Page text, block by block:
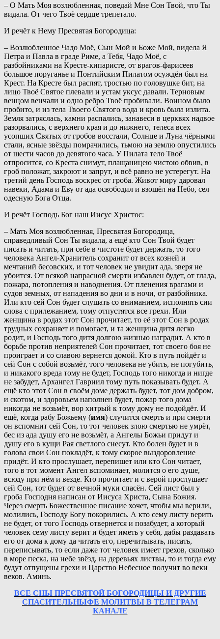
– О Мать Моя возлюбленная, поведай Мне Сон Твой, что Ты
видала. От чего Твоё сердце трепетало.
И речёт к Нему Пресвятая Богородица:
– Возлюбленное Чадо Моё, Сын Мой и Боже Мой, видела Я
Петра и Павла в граде Риме, а Тебя, Чадо Моё, с
разбойниками на Кресте-кипаристе, от врагов-фарисеев
большое поруганье и Понтийским Пилатом осуждён был на
Крест. На Кресте был распят, тростью по головушке бит, на
лицо Твоё Святое плевали и устам уксус давали. Терновым
венцом венчали и одно ребро Твоё пробивали. Воином было
пробито, и из тела Твоего Святого вода и кровь была излита.
Земля затряслась, камни распались, занавеси в церквях надвое
разорвались, с верхнего края и до нижнего, телеса всех
усопших Святых от гробов восстали, Солнце и Луна чёрными
стали, ясные звёзды помрачились, тьмою на землю опустились
от шести часов до девятого часа. У Пилата тело Твоё
отпросится, со Креста снимут, плащаницею чистою обвив, в
гроб положат, закроют и запрут, и всё равно не устерегут. На
третий день Господь воскрес от гроба. Живот миру даровал
навеки, Адама и Еву от ада освободил и взошёл на Небо, сел
одесную Бога Отца.
И речёт Господь Бог наш Иисус Христос:
– Мать Моя возлюбленная, Пресвятая Богородица,
справедливый Сон Ты видала, а ещё кто Сон Твой будет
писать и читать, при себе в чистоте будет держать, то того
человека Ангел-Хранитель сохранит от всех козней и
мечтаний бесовских, и тот человек не увидит ада, зверя не
убоится. От всякой напрасной смерти избавлен будет, от глада,
пожара, потопления и наводнения. От пленения врагами и
судов земных, от нападения во дни и в ночи, от разбойника.
Или кто сей Сон будет слушать со вниманием, исполнять сии
слова с прилежанием, тому отпустятся все грехи. Или
женщина в родах этот Сон прочитает, то её этот Сон в родах
трудных сохраняет и помогает, и та женщина дитя легко
родит, и Господь того дитя долгою жизнью наградит. А кто в
борьбе против неприятелей Сон прочитает, тот своего боя не
проиграет и со славою вернется домой. Кто в путь пойдёт и
сей Сон с собой возьмёт, того человека не убить, не погубить,
и никакого вреда тому не будет, Господь того никогда и нигде
не забудет, Архангел Гавриил тому путь показывать будет. А
ещё кто этот Сон в своём доме держать будет, тот дом добром,
и скотом, и здоровьем наполнен будет, пожар того дома
никогда не возьмёт, вор хитрый к тому дому не подойдёт. И
ещё, когда рабу Божьему (имя) случится смерть и при смерти
он вспомнит сей Сон, то тот человек злою смертью не умрёт,
бес из ада душу его не возьмёт, а Ангелы Божьи придут и
душу его в кущи Рая светлого снесут. Кто болен будет и в
голова свои Сон покладёт, к тому скорое выздоровление
придёт. И кто прослушает, перепишет или кто Сон читает,
того в тот момент Ангел вспоминает, молится о его душе,
всюду при нём и везде. Кто прочитает и с верой прослушает
сей Сон, тот будет от вечной муки спасён. Сей лист был у
гроба Господня написан от Иисуса Христа, Сына Божия.
Через смерть Божественное писание хочет, чтобы мы верили,
молились, Господу Богу покорились. А кто сему листу верить
не будет, от того Господь отвернется и позабудет, а который
человек сему листу верит и будет иметь у себя, дабы раздавать
его от дома к дому да читать его, перечитывать, писать,
переписывать, то если даже тот человек имеет грехов, сколько
в море песка, на небе звёзд, на деревьях листвы, то и тогда ему
будут отпущены грехи и Царство Небесное получит во веки
веков. Аминь.
ВСЕ СНЫ ПРЕСВЯТОЙ БОГОРОДИЦЫ И ДРУГИЕ
СПАСИТЕЛЬНЫФЕ МОЛИТВЫ В ТЕЛЕГРАМ
КАНАЛЕ